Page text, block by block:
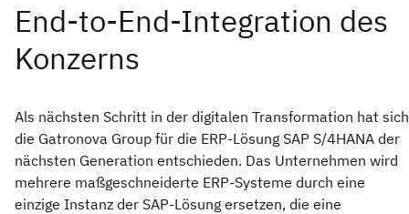
Als nächsten Schritt in der digitalen Transformation hat sich
die Gatronova Group für die ERP-Lösung SAP S/4HANA der
nächsten Generation entschieden. Das Unternehmen wird
mehrere maßgeschneiderte ERP-Systeme durch eine
einzige Instanz der SAP-Lösung ersetzen, die eine